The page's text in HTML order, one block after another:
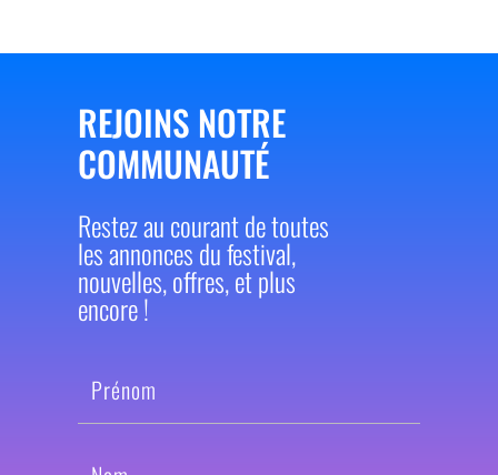
REJOINS NOTRE
COMMUNAUTÉ
Restez au courant de toutes
les annonces du festival,
nouvelles, offres, et plus
encore !